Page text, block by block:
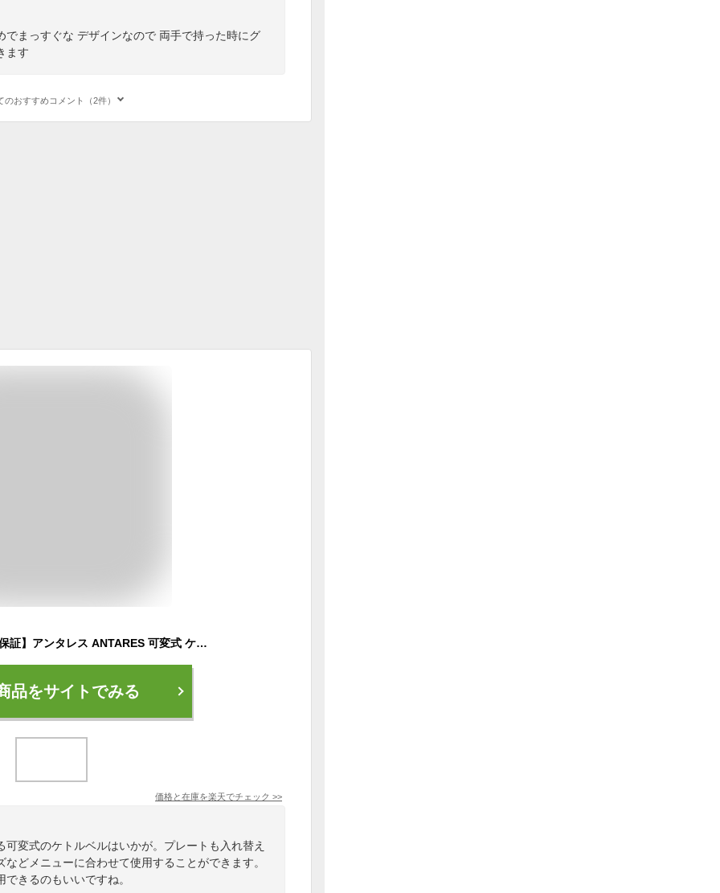
でまっすぐな デザインなので 両手で持った時にグ
ます
のおすすめコメント（2件）
【レビュー記載で2年保証】アンタレス ANTARES 可変式 ケトルベル 可変式ケトルベル 3.6kg〜18kg 重さ調節 筋トレ グッズ 有酸素運動 トレーニング シェイプアップ エクササイズ ダイエット ストレッチ ウェイトトレーニング ホームジム 家トレ
品をサイトでみる
価格と在庫を楽天でチェック >>
変式のケトルベルはいかが。プレートも入れ替え
どメニューに合わせて使用することができます。
きるのもいいですね。